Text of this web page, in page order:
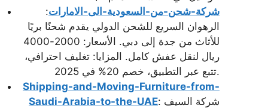
شركة-شحن-من-السعودية-الى-الامارات:
الرهوان السريع للشحن الدولي يقدم شحنًا بريًا
للأثاث من جدة إلى دبي. الأسعار: 2000-4000
ريال لنقل عفش كامل. المزايا: تغليف احترافي،
تتبع عبر التطبيق، خصم 20% في 2025.
Shipping-and-Moving-Furniture-from-
Saudi-Arabia-to-the-UAE: شركة السيف